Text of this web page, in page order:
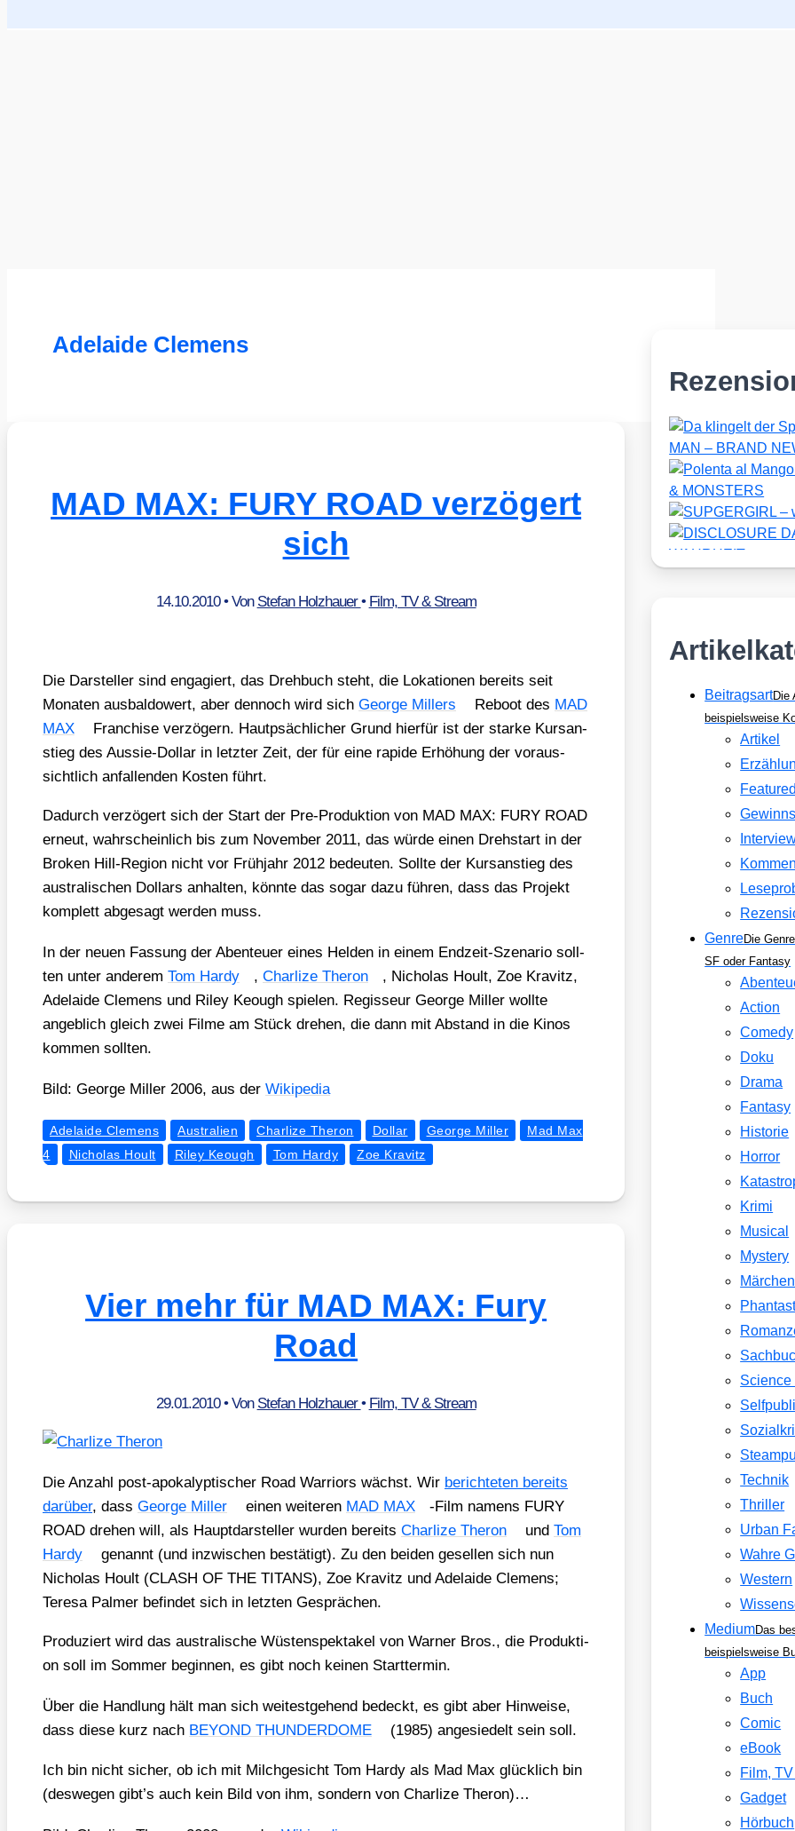
Adelaide Clemens
MAD MAX: FURY ROAD verzögert
sich
14.10.2010• Von Stefan Holzhauer• Film, TV & Stream
Die Dar­stel­ler sind enga­giert, das Dreh­buch steht, die Loka­tio­nen bereits seit
Mona­ten aus­bal­do­wert, aber den­noch wird sich Geor­ge Mil­lers Reboot des MAD
MAX
Fran­chise ver­zö­gern. Haut­psäch­li­cher Grund hier­für ist der star­ke Kurs­an­
stieg des Aus­sie-Dol­lar in letz­ter Zeit, der für eine rapi­de Erhö­hung der vor­aus­
sicht­lich anfal­len­den Kos­ten führt.
Dadurch ver­zö­gert sich der Start der Pre-Pro­duk­ti­on von MAD MAX: FURY ROAD
erneut, wahr­schein­lich bis zum Novem­ber 2011, das wür­de einen Dreh­start in der
Bro­ken Hill-Regi­on nicht vor Früh­jahr 2012 bedeu­ten. Soll­te der Kurs­an­stieg des
aus­tra­li­schen Dol­lars anhal­ten, könn­te das sogar dazu füh­ren, dass das Pro­jekt
kom­plett abge­sagt wer­den muss.
In der neu­en Fas­sung der Aben­teu­er eines Hel­den in einem End­zeit-Sze­na­rio soll­
ten unter ande­rem Tom Har­dy , Char­li­ze The­ron
, Nicho­las Hoult, Zoe Kra­vitz,
Ade­lai­de Cle­mens und Riley Keough spie­len. Regis­seur Geor­ge Mil­ler woll­te
angeb­lich gleich zwei Fil­me am Stück dre­hen, die dann mit Abstand in die Kinos
kom­men soll­ten.
Bild: Geor­ge Mil­ler 2006, aus der Wiki­pe­dia
Adelaide Clemens Australien Charlize Theron Dollar George Miller
Mad Max
4
Nicholas Hoult Riley Keough Tom Hardy Zoe Kravitz
Vier mehr für MAD MAX: Fury
Road
29.01.2010• Von Stefan Holzhauer• Film, TV & Stream
Die Anzahl post-apo­ka­lyp­ti­scher Road War­ri­ors wächst. Wir berich­te­ten bereits
dar­über, dass Geor­ge Mil­ler einen wei­te­ren MAD MAX
-Film namens FURY
ROAD dre­hen will, als Haupt­dar­stel­ler wur­den bereits Char­li­ze The­ron und Tom
Har­dy
genannt (und inzwi­schen bestä­tigt). Zu den bei­den gesel­len sich nun
Nicho­las Hoult (CLASH OF THE TITANS), Zoe Kra­vitz und Ade­lai­de Cle­mens;
Tere­sa Pal­mer befin­det sich in letz­ten Gesprä­chen.
Pro­du­ziert wird das aus­tra­li­sche Wüs­ten­spek­ta­kel von War­ner Bros., die Pro­duk­ti­
on soll im Som­mer begin­nen, es gibt noch kei­nen Start­ter­min.
Über die Hand­lung hält man sich wei­test­ge­hend bedeckt, es gibt aber Hin­wei­se,
dass die­se kurz nach BEYOND THUNDERDOME (1985) ange­sie­delt sein soll.
Ich bin nicht sicher, ob ich mit Milch­ge­sicht Tom Har­dy als Mad Max glück­lich bin
(des­we­gen gibt’s auch kein Bild von ihm, son­dern von Char­li­ze The­ron)…
BeitragsartDie
beispielsweise
Artikel
GenreDie
SF oder Fantasy
Action
Comedy
Doku
Drama
Fantasy
Historie
Horror
Krimi
Musical
Mystery
Märchen
Science
Technik
Thriller
Urban
Wahre
Western
MediumDas
beispielsweise
App
Buch
Comic
eBook
Film,
Gadget
Hörbuch